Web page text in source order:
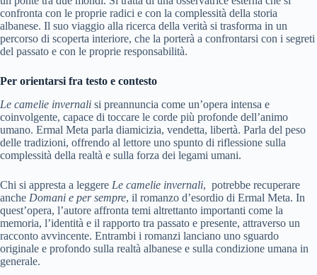
confronta con le proprie radici e con la complessità della storia
albanese. Il suo viaggio alla ricerca della verità si trasforma in un
percorso di scoperta interiore, che la porterà a confrontarsi con i segreti
del passato e con le proprie responsabilità.
Per orientarsi fra testo e contesto
Le camelie invernali si preannuncia come un’opera intensa e
coinvolgente, capace di toccare le corde più profonde dell’animo
umano. Ermal Meta parla diamicizia, vendetta, libertà. Parla del peso
delle tradizioni, offrendo al lettore uno spunto di riflessione sulla
complessità della realtà e sulla forza dei legami umani.
Chi si appresta a leggere Le camelie invernali, potrebbe recuperare
anche Domani e per sempre, il romanzo d’esordio di Ermal Meta. In
quest’opera, l’autore affronta temi altrettanto importanti come la
memoria, l’identità e il rapporto tra passato e presente, attraverso un
racconto avvincente. Entrambi i romanzi lanciano uno sguardo
originale e profondo sulla realtà albanese e sulla condizione umana in
generale.